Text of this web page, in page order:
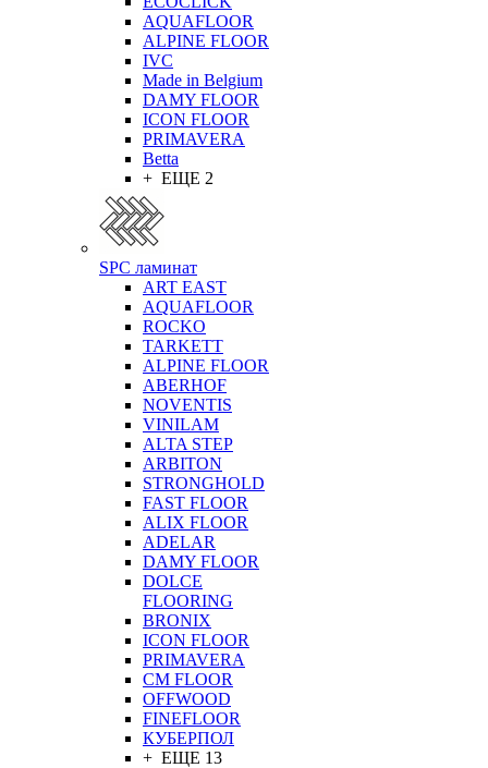
AQUAFLOOR
ALPINE FLOOR
IVC
Made in Belgium
DAMY FLOOR
ICON FLOOR
PRIMAVERA
Betta
+ ЕЩЕ 2
SPC ламинат
ART EAST
AQUAFLOOR
ROCKO
TARKETT
ALPINE FLOOR
ABERHOF
NOVENTIS
VINILAM
ALTA STEP
ARBITON
STRONGHOLD
FAST FLOOR
ALIX FLOOR
ADELAR
DAMY FLOOR
DOLCE
FLOORING
BRONIX
ICON FLOOR
PRIMAVERA
CM FLOOR
OFFWOOD
FINEFLOOR
КУБЕРПОЛ
+ ЕЩЕ 13